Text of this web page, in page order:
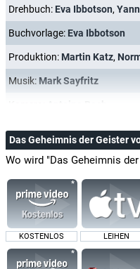
Drehbuch: Eva Ibbotson,
Buchvorlage: Eva Ibbotson
Produktion: Martin Katz,
Musik: Mark Sayfritz
Das Geheimnis der Geister
Wo wird "Das Geheimnis
KOSTENLOS LEIHEN